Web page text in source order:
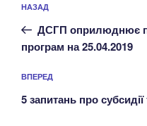
записів
Попередній
запис:
НАЗАД
ДСГП оприлюднює
програм на 25.04.2019
Наступний
запис
ВПЕРЕД
5 запитань про субсидії